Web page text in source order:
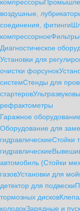
компрессоры
воздушные,
соединения, фитинги
компрессорноеФильтры
Диагностическое
Установки для
очистки форсунок
системСтенды для
стартеров
рефрактометры
Гаражное
Оборудование для
гидравлическиеСтойки
гидравлические
автомобиль (Стойки
газовУстановки для
детектор для подвески
тормозных дисков
колодокЗарядные и